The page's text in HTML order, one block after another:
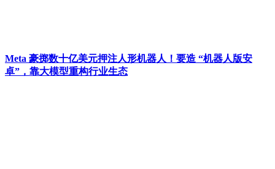
Meta 豪掷数十亿美元押注人形机器人！要造 “机器人版安
卓”，靠大模型重构行业生态